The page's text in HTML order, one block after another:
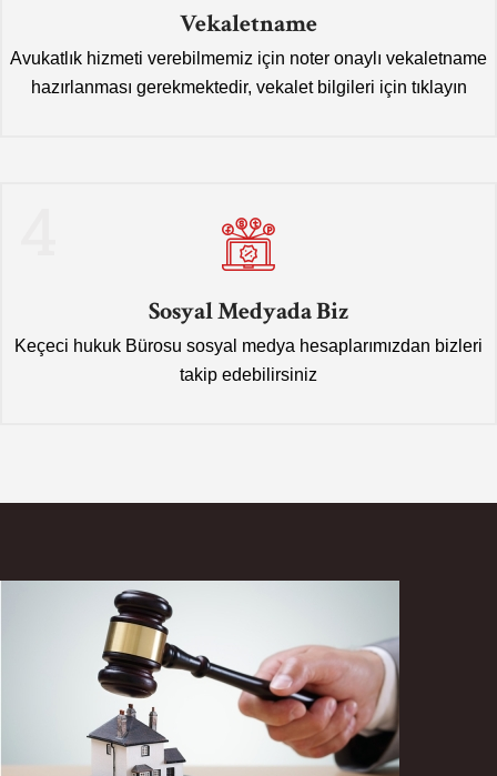
Vekaletname
Avukatlık hizmeti verebilmemiz için noter onaylı vekaletname
hazırlanması gerekmektedir, vekalet bilgileri için tıklayın
Sosyal Medyada Biz
Keçeci hukuk Bürosu sosyal medya hesaplarımızdan bizleri
takip edebilirsiniz